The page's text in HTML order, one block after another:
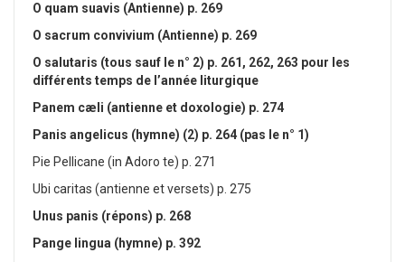
O quam suavis (Antienne) p. 269
O sacrum convivium (Antienne) p. 269
O salutaris (tous sauf le n° 2) p. 261, 262, 263 pour les
différents temps de l’année liturgique
Panem cæ li (antienne et doxologie) p. 274
Panis angelicus (hymne) (2) p. 264 (pas le n° 1)
Pie Pellicane (in Adoro te) p. 271
Ubi caritas (antienne et versets) p. 275
Unus panis (répons) p. 268
Pange lingua (hymne) p. 392